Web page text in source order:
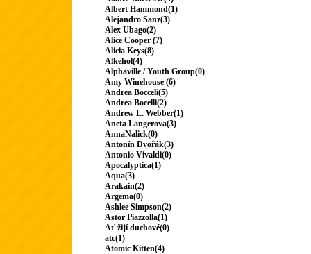
Albert Hammond(1)
Alejandro Sanz(3)
Alex Ubago(2)
Alice Cooper (7)
Alicia Keys(8)
Alkehol(4)
Alphaville / Youth Group(0)
Amy Winehouse (6)
Andrea Bocceli(5)
Andrea Bocelli(2)
Andrew L. Webber(1)
Aneta Langerova(3)
AnnaNalick(0)
Antonín Dvořák(3)
Antonio Vivaldi(0)
Apocalyptica(1)
Aqua(3)
Arakain(2)
Argema(0)
Ashlee Simpson(2)
Astor Piazzolla(1)
Ať žijí duchové(0)
atc(1)
Atomic Kitten(4)